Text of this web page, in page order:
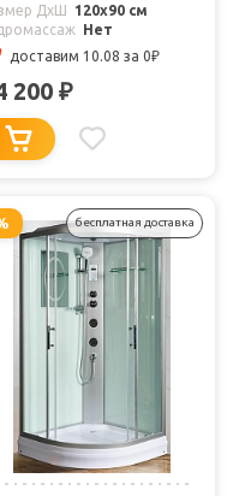
ДхШ
120x90 см
Нет
доставим 10.08 за 0₽
200 ₽
бесплатная доставка